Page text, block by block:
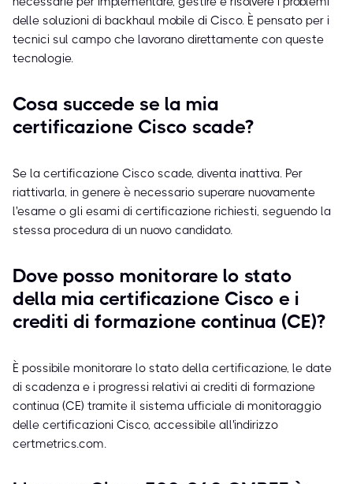
delle soluzioni di backhaul mobile di Cisco. È pensato per i
tecnici sul campo che lavorano direttamente con queste
tecnologie.
Cosa succede se la mia
certificazione Cisco scade?
Se la certificazione Cisco scade, diventa inattiva. Per
riattivarla, in genere è necessario superare nuovamente
l'esame o gli esami di certificazione richiesti, seguendo la
stessa procedura di un nuovo candidato.
Dove posso monitorare lo stato
della mia certificazione Cisco e i
crediti di formazione continua (CE)?
È possibile monitorare lo stato della certificazione, le date
di scadenza e i progressi relativi ai crediti di formazione
continua (CE) tramite il sistema ufficiale di monitoraggio
delle certificazioni Cisco, accessibile all'indirizzo
certmetrics.com.